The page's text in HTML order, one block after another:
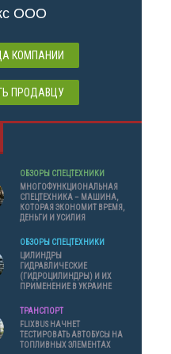
ООО
КОМПАНИИ
ПРОДАВЦУ
ОБЗОРЫ СПЕЦТЕХНИКИ
МНОГОФУНКЦИОНАЛЬНАЯ
СПЕЦТЕХНИКА – МАШИНА,
КОТОРАЯ ЭКОНОМИТ ВРЕМЯ,
ДЕНЬГИ И УСИЛИЯ
ОБЗОРЫ СПЕЦТЕХНИКИ
ЦИЛИНДРЫ
ГИДРАВЛИЧЕСКИЕ
(ГИДРОЦИЛИНДРЫ) И ИХ
ПРИМЕНЕНИЕ В УКРАИНЕ
ТРАНСПОРТ
FLIXBUS НАЧНЕТ
ТЕСТИРОВАТЬ АВТОБУСЫ НА
ТОПЛИВНЫХ ЭЛЕМЕНТАХ